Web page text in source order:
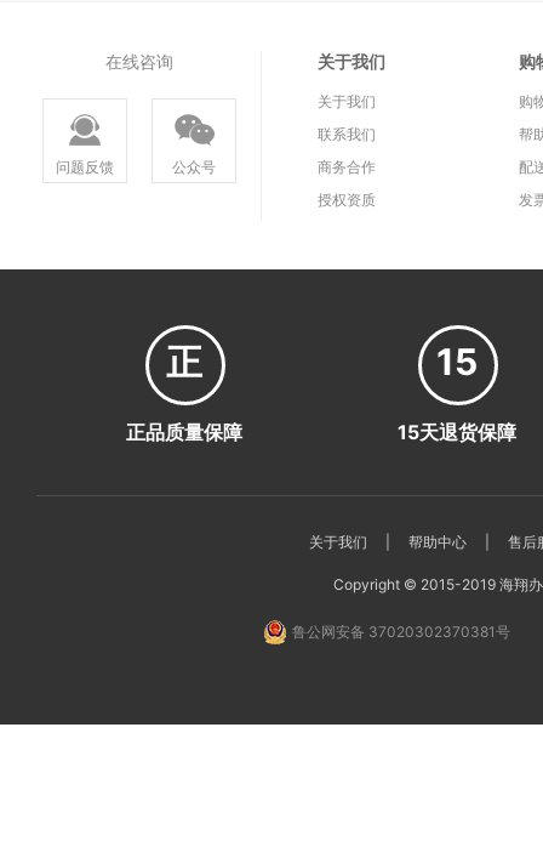
在线咨询
问题反馈 公众号
关于我们
关于我们
联系我们
商务合作
授权资质
购
购
帮
配
发
正
正品质量保障
15
15天退货保障
关于我们 帮助中心 售后
Copyright © 2015-2019 海翔
鲁公网安备 37020302370381号